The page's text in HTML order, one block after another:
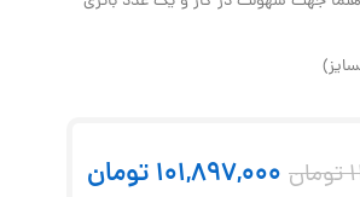
تومان 101,897,000 تومان